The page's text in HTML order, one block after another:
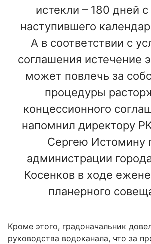
истекли – 180 дней
наступившего
А в соответствии с
соглашения истечение
может повлечь за
процедуры
концессионного
напомнил директору
Сергею Истомину
администрации
Косенков в ходе
планерного
Кроме этого, градоначальник
руководства водоканала, что за